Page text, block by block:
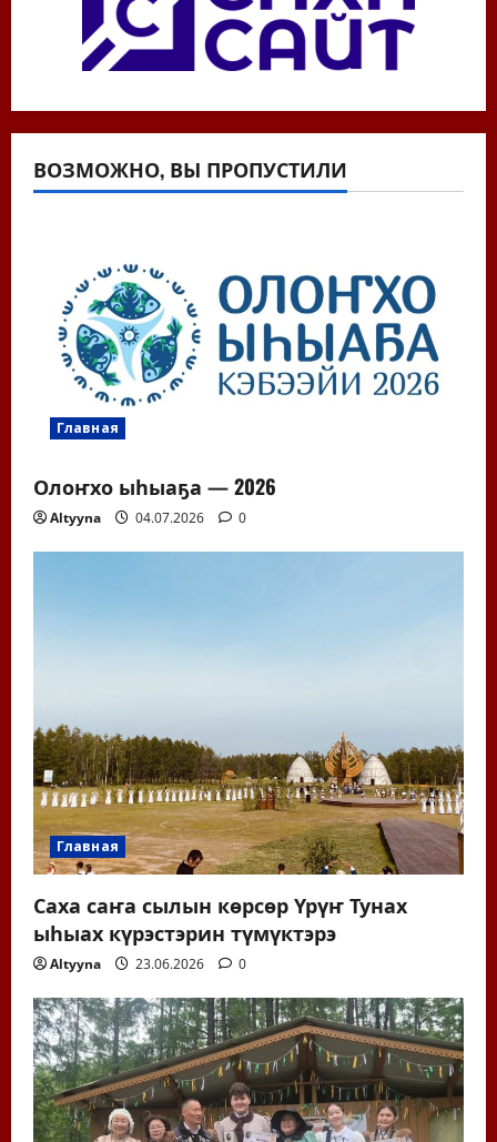
ВОЗМОЖНО, ВЫ ПРОПУСТИЛИ
Главная
Олоҥхо ыһыаҕа — 2026
Altyyna 04.07.2026 0
Главная
Саха саҥа сылын көрсөр Үрүҥ Тунах
ыһыах күрэстэрин түмүктэрэ
Altyyna 23.06.2026 0